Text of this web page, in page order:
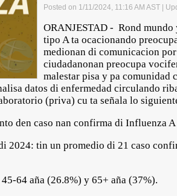
Posted on 1/11/2024, 11:16 AM AST |
ORANJESTAD - Rond
tipo A ta ocacionando
medionan di comunicacion
ciudadanonan preocupa
malestar pisa y pa comunidad
datos di enfermedad circulando
(priva) cu ta señala lo
den caso nan confirma di Influenza A
tin un promedio di 21 caso
64 aña (26.8%) y 65+ aña (37%).